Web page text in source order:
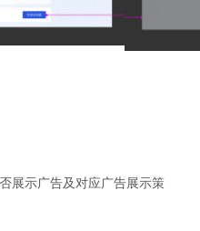
展示广告及对应广告展示策